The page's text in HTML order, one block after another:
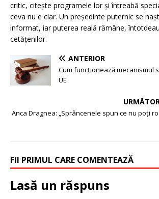
critic, citește programele lor și întreabă
ceva nu e clar. Un președinte puternic se
informat, iar puterea reală rămâne,
cetățenilor.
ANTERIOR
Cum funcționează mecanismul
UE
Anca Dragnea: „Sprâncenele spun ce nu poți
FII PRIMUL CARE COMENTEAZĂ
Lasă un răspuns